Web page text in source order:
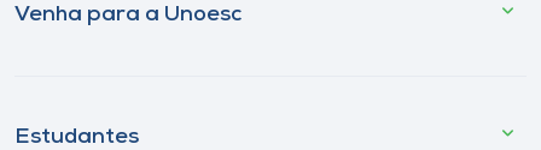
Venha para a Unoesc
Estudantes